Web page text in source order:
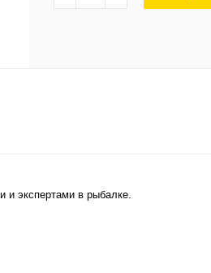
и экспертами в рыбалке.